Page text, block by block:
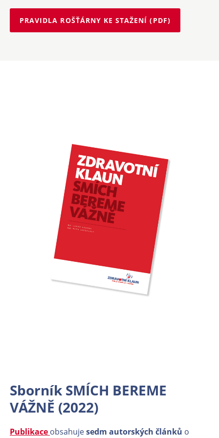
PRAVIDLA ROŠŤÁRNY KE STAŽENÍ (PDF)
Sborník SMÍCH BEREME
VÁŽNĚ (2022)
Publikace obsahujesedm autorských článků o